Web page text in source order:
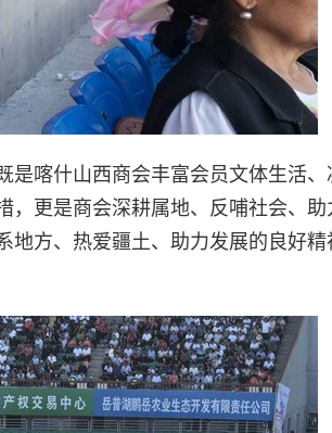
是喀什山西商会丰富会员文体生活、
，更是商会深耕属地、反哺社会、助
地方、热爱疆土、助力发展的良好精